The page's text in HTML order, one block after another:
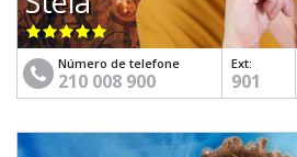
Número de telefone
210 008 900
Ext:
901